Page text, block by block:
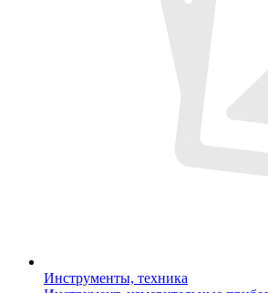
Инструменты, техника